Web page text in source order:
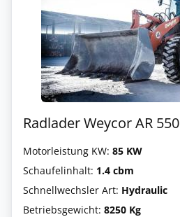
Radlader Weycor AR 550
Motorleistung KW: 85 KW
Schaufelinhalt: 1.4 cbm
Schnellwechsler Art: Hydraulic
Betriebsgewicht: 8250 Kg